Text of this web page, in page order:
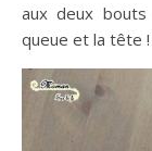
aux deux
queue et la tête !